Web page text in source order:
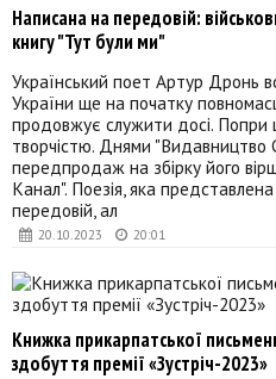
20.10.2023 20:01
Написана на передовій:
книгу "Тут були ми"
Український поет Артур Дронь
України ще на початку
продовжує служити досі. Попри
творчістю. Днями "Видавництво
передпродаж на збірку його
Канал". Поезія, яка
передовій, ал
Книжка прикарпатської
здобуття премії «Зустріч-2023»